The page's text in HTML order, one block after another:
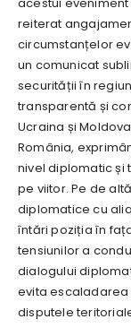
reiterat
circumstanțelor
un comunicat
securității în
transparentă și
Ucraina și
România,
nivel diplomatic și
pe viitor. Pe de
diplomatice cu
întări poziția în
tensiunilor a
dialogului
evita escaladarea
disputele